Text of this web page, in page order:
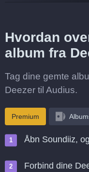
Hvordan
album fra
Tag dine gemte
Deezer til Audius.
Premium
Åbn Soundiiz,
Forbind dine